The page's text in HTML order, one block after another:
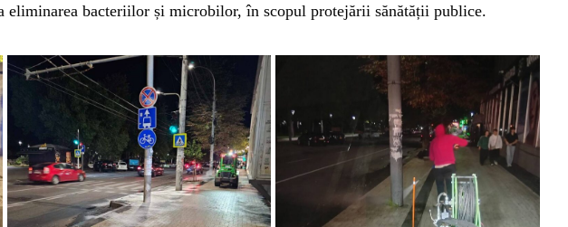
eliminarea bacteriilor și microbilor, în scopul protejării sănătății publice.